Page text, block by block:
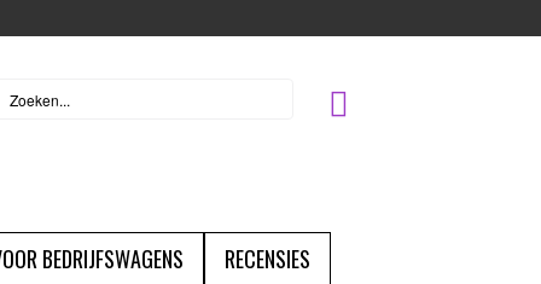
BEDRIJFSWAGENS RECENSIES